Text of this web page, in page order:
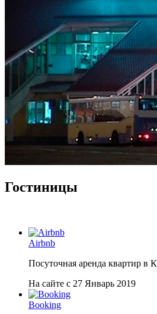
Гостиницы
Airbnb
Посуточная аренда квартир в
На сайте с 27 Январь 2019
Booking